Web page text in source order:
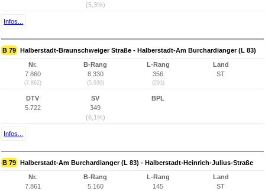
(5,3%)
Infos...
B 79 Halberstadt-Braunschweiger Straße - Halberstadt-Am Burchardianger (L 83)
Nr.
7.860
(7.862)
B-Rang
8.330
(5.930)
L-Rang
356
(291)
Land
ST
DTV
5.722
SV
349
(6,1%)
BPL
Infos...
B 79 Halberstadt-Am Burchardianger (L 83) - Halberstadt-Heinrich-Julius-Straße
Nr.
7.861
B-Rang
5.160
L-Rang
145
Land
ST